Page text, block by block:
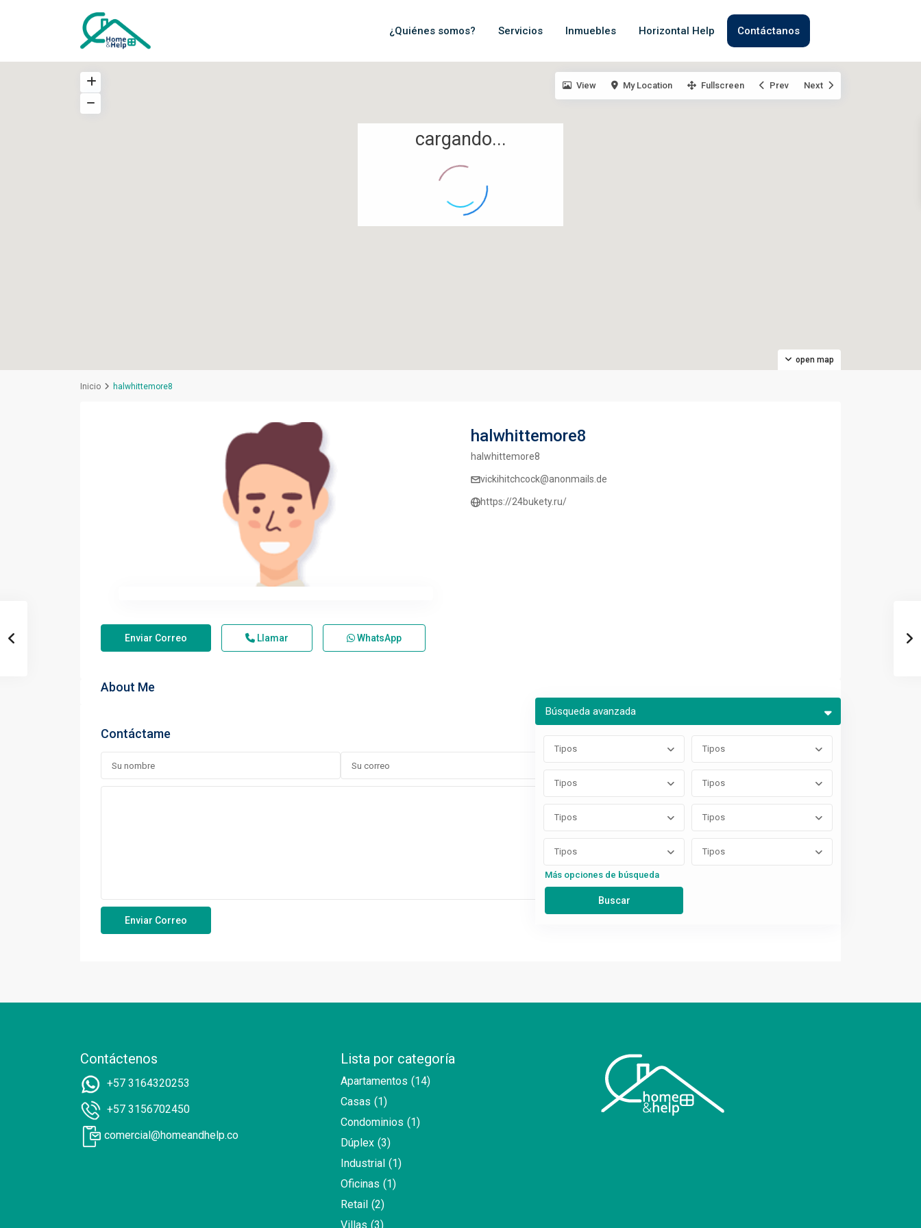
¿Quiénes somos? Servicios Inmuebles Horizontal Help Contáctanos
cargando...
open map
View My Location Fullscreen Prev Next
Búsqueda avanzada
Tipos Tipos
Tipos Tipos
Tipos Tipos
Tipos Tipos
Más opciones de búsqueda
Inicio halwhittemore8
halwhittemore8
halwhittemore8
vickihitchcock@anonmails.de
https://24bukety.ru/
Enviar Correo Llamar WhatsApp
About Me
Contáctame
Contáctenos
+57 3164320253
+57 3156702450
comercial@homeandhelp.co
Lista por categoría
Apartamentos (14)
Casas (1)
Condominios (1)
Dúplex (3)
Industrial (1)
Oficinas (1)
Retail (2)
Villas (3)